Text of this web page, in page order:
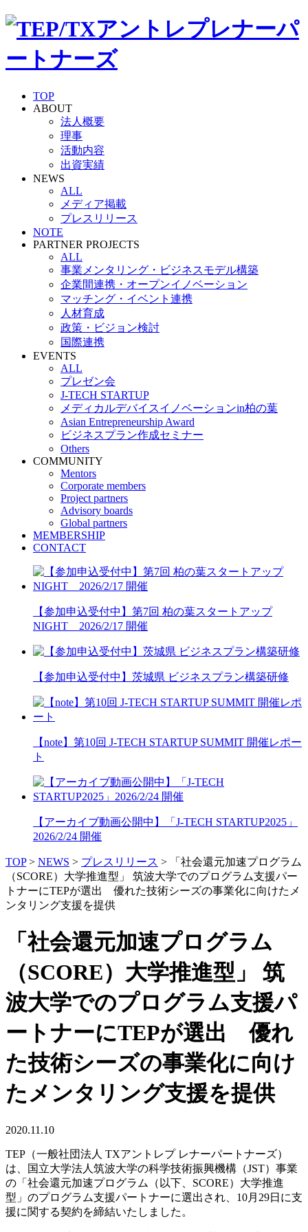
TOP
ABOUT
法人概要
理事
活動内容
出資実績
NEWS
ALL
メディア掲載
プレスリリース
NOTE
PARTNER PROJECTS
ALL
事業メンタリング・ビジネスモデル構築
企業間連携・オープンイノベーション
マッチング・イベント連携
人材育成
政策・ビジョン検討
国際連携
EVENTS
ALL
プレゼン会
J-TECH STARTUP
メディカルデバイスイノベーションin柏の葉
Asian Entrepreneurship Award
ビジネスプラン作成セミナー
Others
COMMUNITY
Mentors
Corporate members
Project partners
Advisory boards
Global partners
MEMBERSHIP
CONTACT
【参加申込受付中】第7回 柏の葉スタートアップ
NIGHT 2026/2/17 開催
【参加申込受付中】茨城県 ビジネスプラン構築研修
【note】第10回 J-TECH STARTUP SUMMIT 開催レポー
ト
【アーカイブ動画公開中】「J-TECH STARTUP2025」
2026/2/24 開催
TOP> NEWS > プレスリリース >
「社会還元加速プログラム
（SCORE）大学推進型」 筑波大学でのプログラム支援パー
トナーにTEPが選出 優れた技術シーズの事業化に向けたメ
ンタリング支援を提供
「社会還元加速プログラム
（SCORE）大学推進型」 筑
波大学でのプログラム支援パ
ートナーにTEPが選出 優れ
た技術シーズの事業化に向け
たメンタリング支援を提供
2020.11.10
TEP（一般社団法人 TXアントレプ レナーパートナーズ）
は、国立大学法人筑波大学の科学技術振興機構（JST）事業
の「社会還元加速プログラム（以下、SCORE）大学推進
型」のプログラム支援パートナーに選出され、10月29日に支
援に関する契約を締結いたしました。